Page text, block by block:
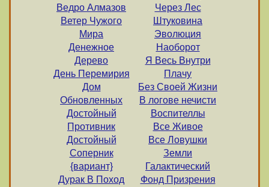
Ведро Алмазов
Ветер Чужого
Мира
Денежное
Дерево
День Перемирия
Дом
Обновленных
Достойный
Противник
Достойный
Соперник
{вариант}
Дурак В Поход
Через Лес
Штуковина
Эволюция
Наоборот
Я Весь Внутри
Плачу
Без Своей Жизни
В логове нечисти
Воспителлы
Все Живое
Все Ловушки
Земли
Галактический
Фонд Призрения